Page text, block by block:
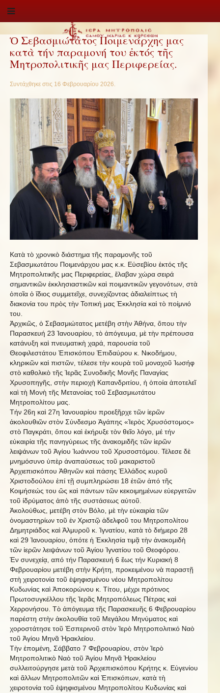
Ὁ Σεβασμιώτατος Ποιμενάρχης μας
κατὰ τήν παραμονή του ἐκτός τῆς
Μητροπολιτικῆς μας Περιφερείας.
Συντάχθηκε στις 16 Φεβρουαρίου 2026.
Κατὰ τὸ χρονικὸ διάστημα τῆς παραμονῆς τοῦ
Σεβασμιωτάτου Ποιμενάρχου μας κ.κ. Εὐσεβίου ἐκτός τῆς
Μητροπολιτικῆς μας Περιφερείας, ἔλαβαν χώρα σειρά
σημαντικῶν ἐκκλησιαστικῶν καὶ ποιμαντικῶν γεγονότων, στὰ
ὁποῖα ὁ ἴδιος συμμετεῖχε, συνεχίζοντας ἀδιαλείπτως τὴ
διακονία του πρὸς τὴν Τοπική μας Ἐκκλησία καὶ τὸ ποίμνιό
του.
Ἀρχικῶς, ὁ Σεβασμιώτατος μετέβη στὴν Ἀθήνα, ὅπου τὴν
Παρασκευή 23 Ἰανουαρίου, τὸ ἀπόγευμα, μὲ τὴν πρέπουσα
κατάνυξη καὶ πνευματικὴ χαρά, παρουσία τοῦ
Θεοφιλεστάτου Ἐπισκόπου Ἐπιδαύρου κ. Νικοδήμου,
κληρικῶν καὶ πιστῶν, τέλεσε τὴν κουρὰ τοῦ μοναχοῦ Ἰωσήφ
στὸ καθολικὸ τῆς Ἱερᾶς Συνοδικῆς Μονῆς Παναγίας
Χρυσοπηγῆς, στὴν περιοχὴ Καπανδριτίου, ἡ ὁποία ἀποτελεῖ
καὶ τὴ Μονὴ τῆς Μετανοίας τοῦ Σεβασμιωτάτου
Μητροπολίτου μας.
Τήν 26η καὶ 27η Ἰανουαρίου προεξῆρχε τῶν ἱερῶν
ἀκολουθιῶν στὸν Σύνδεσμο Ἀγάπης «Ἱερὸς Χρυσόστομος»
στὸ Παγκράτι, ὅπου καὶ ἐκήρυξε τὸν θεῖο λόγο, μέ τήν
εὐκαιρία τῆς πανηγύρεως τῆς ἀνακομιδῆς τῶν ἱερῶν
λειψάνων τοῦ Ἁγίου Ἰωάννου τοῦ Χρυσοστόμου. Τέλεσε δὲ
μνημόσυνο ὑπὲρ ἀναπαύσεως τοῦ μακαριστοῦ
Ἀρχιεπισκόπου Ἀθηνῶν καὶ πάσης Ἑλλάδος κυροῦ
Χριστοδούλου ἐπί τῇ συμπληρώσει 18 ἐτῶν ἀπό τῆς
Κοιμήσεώς του ὥς καὶ πάντων τῶν κεκοιμημένων εὐεργετῶν
τοῦ ἰδρύματος ἀπὸ τῆς συστάσεως αὐτοῦ.
Ἀκολούθως, μετέβη στὸν Βόλο, μὲ τὴν εὐκαιρία τῶν
ὀνομαστηρίων τοῦ ἐν Χριστῷ ἀδελφοῦ του Μητροπολίτου
Δημητριάδος καὶ Ἀλμυροῦ κ. Ἰγνατίου, κατὰ τὸ διήμερο 28
καὶ 29 Ἰανουαρίου, ὁπότε ἡ Ἐκκλησία τιμᾷ τὴν ἀνακομιδὴ
τῶν ἱερῶν λειψάνων τοῦ Ἁγίου Ἰγνατίου τοῦ Θεοφόρου.
Ἐν συνεχείᾳ, από τήν Παρασκευή 6 ἔως τήν Κυριακή 8
Φεβρουαρίου μετέβη στὴν Κρήτη, προκειμένου νὰ παραστῇ
στὴ χειροτονία τοῦ ἐψηφισμένου νέου Μητροπολίτου
Κυδωνίας καὶ Ἀποκορώνου κ. Τίτου, μέχρι πρότινος
Πρωτοσυγκέλλου τῆς Ἱερᾶς Μητροπόλεως Πέτρας καὶ
Χερρονήσου. Τὸ ἀπόγευμα τῆς Παρασκευῆς 6 Φεβρουαρίου
παρέστη στὴν ἀκολουθία τοῦ Μεγάλου Μηνύματος καὶ
χοροστάτησε τοῦ Ἑσπερινοῦ στὸν Ἱερὸ Μητροπολιτικό Ναὸ
τοῦ Ἁγίου Μηνᾶ Ἡρακλείου.
Τὴν ἐπομένη, Σάββατο 7 Φεβρουαρίου, στὸν Ἱερὸ
Μητροπολιτικὸ Ναὸ τοῦ Ἁγίου Μηνᾶ Ἡρακλείου
συλλειτούργησε μετὰ τοῦ Ἀρχιεπισκόπου Κρήτης κ. Εὐγενίου
καὶ ἄλλων Μητροπολιτῶν καὶ Ἐπισκόπων, κατὰ τὴ
χειροτονία τοῦ ἐψηφισμένου Μητροπολίτου Κυδωνίας καὶ